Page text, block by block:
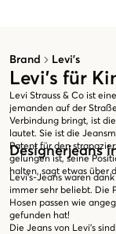
Brand Levi's
Levi's für
Levi Strauss & Co ist
jemanden auf der
Verbindung bringt, ist
lautet. Sie ist die
Patent für den
gelungen ist, seine
halten, sagt etwas über
Designerjeans
Levi's-Jeans waren
immer sehr beliebt. Die
Hosen passen wie
gefunden hat!
Die Jeans von Levi's